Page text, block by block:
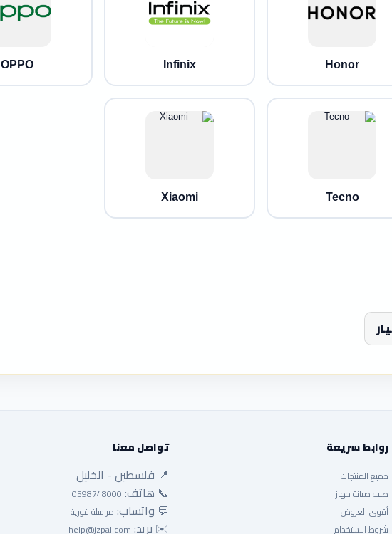
Honor
Infinix
OPPO
Tecno
Xiaomi
روابط سريعة
جميع المنتجات
طلب صيانة جهاز
أقوى العروض
شروط الاستخدام
تواصل معنا
📍 فلسطين - الخليل
📞 هاتف: 0598748000
💬 واتساب: مراسلة فورية
✉️ بريد: help@jzpal.com